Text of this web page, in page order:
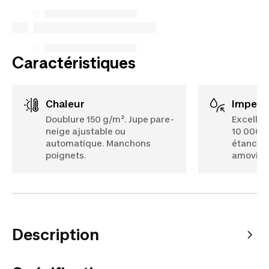
Caractéristiques
Chaleur
Doublure 150 g/m². Jupe pare-
neige ajustable ou
automatique. Manchons
poignets.
10 000
Description